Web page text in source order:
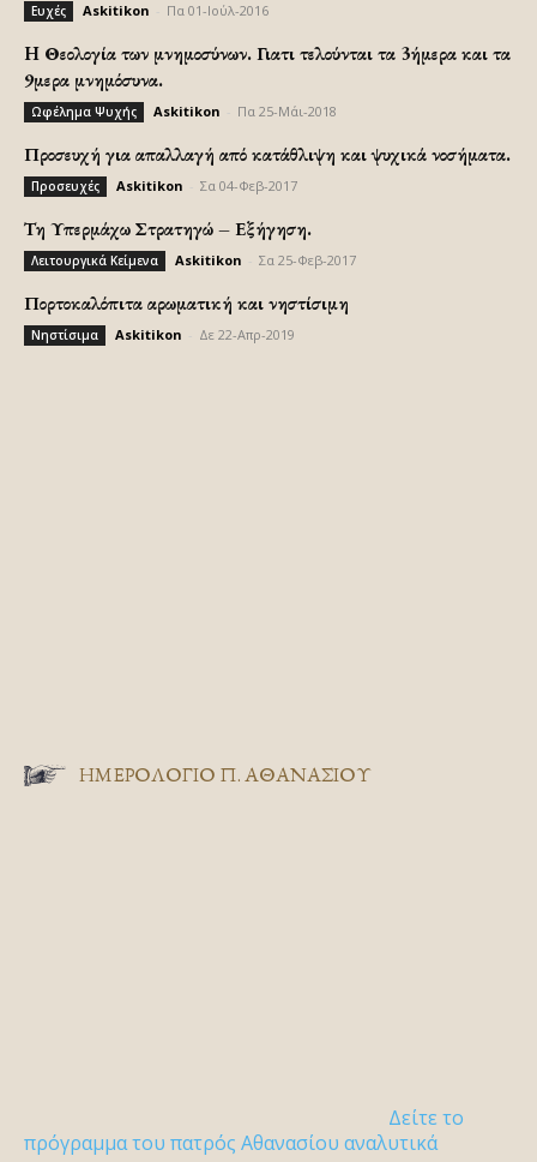
Ευχές Askitikon Πα 01-Ιούλ-2016
H Θεολογία των μνημοσύνων. Γιατι τελούνται τα 3ήμερα και τα
9μερα μνημόσυνα.
Ωφέλημα Ψυχής Askitikon Πα 25-Μάι-2018
Προσευχή για απαλλαγή από κατάθλιψη και ψυχικά νοσήματα.
Προσευχές Askitikon Σα 04-Φεβ-2017
Τη Υπερμάχω Στρατηγώ – Εξήγηση.
Λειτουργικά Κείμενα Askitikon Σα 25-Φεβ-2017
Πορτοκαλόπιτα αρωματική και νηστίσιμη
Νηστίσιμα Askitikon Δε 22-Απρ-2019
ΗΜΕΡΟΛΟΓΙΟ Π. ΑΘΑΝΑΣΙΟΥ
Δείτε το
πρόγραμμα του πατρός Αθανασίου αναλυτικά